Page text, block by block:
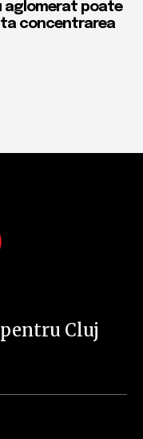
aglomerat poate
concentrarea
Cluj